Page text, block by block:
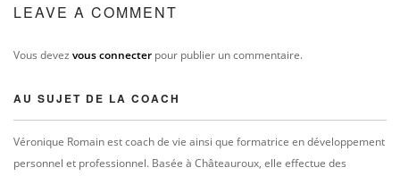
LEAVE A COMMENT
Vous devez vous connecter pour publier un commentaire.
AU SUJET DE LA COACH
Véronique Romain est coach de vie ainsi que formatrice en développement
personnel et professionnel. Basée à Châteauroux, elle effectue des